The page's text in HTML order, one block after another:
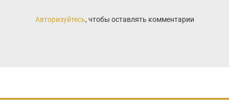
Авторизуйтесь, чтобы оставлять комментарии